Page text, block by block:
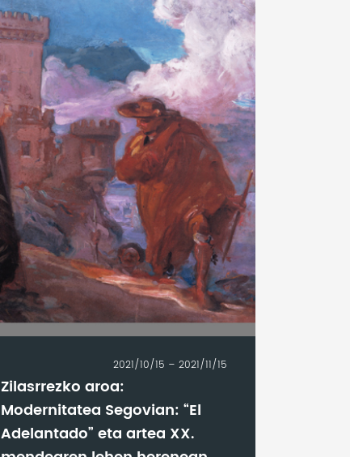
2021/10/15 – 2021/11/15
Zilasrrezko aroa:
Modernitatea Segovian: “El
Adelantado” eta artea XX.